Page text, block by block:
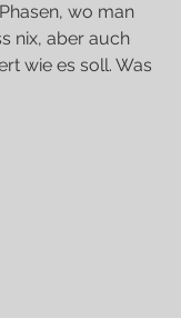
wo man
nix, aber auch
wie es soll. Was